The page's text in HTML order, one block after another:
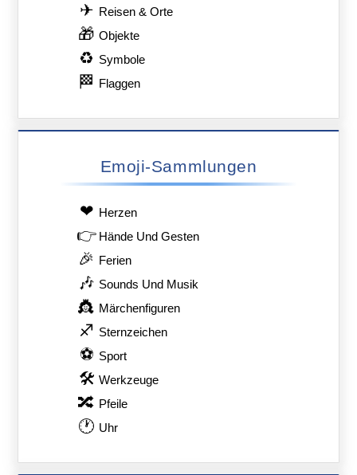
✈ Reisen & Orte
🎁 Objekte
♻ Symbole
🏁 Flaggen
Emoji-Sammlungen
❤ Herzen
👉 Hände Und Gesten
🎉 Ferien
🎶 Sounds Und Musik
👸 Märchenfiguren
♐ Sternzeichen
⚽ Sport
🛠 Werkzeuge
🔀 Pfeile
🕐 Uhr